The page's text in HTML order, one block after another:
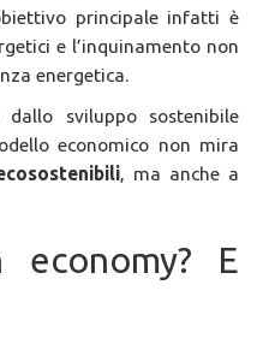
principale infatti è
e l’inquinamento non
energetica.
sviluppo sostenibile
economico non mira
, ma anche a
economy? E